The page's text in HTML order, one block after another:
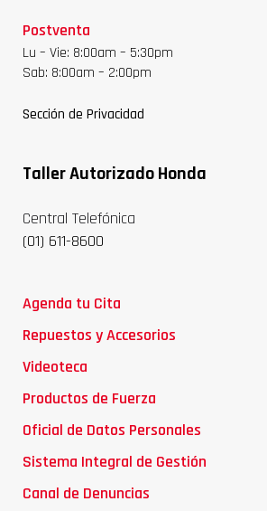
Postventa
Lu – Vie: 8:00am – 5:30pm
Sab: 8:00am – 2:00pm
Sección de Privacidad
Taller Autorizado Honda
Central Telefónica
(01) 611-8600
Agenda tu Cita
Repuestos y Accesorios
Videoteca
Productos de Fuerza
Oficial de Datos Personales
Sistema Integral de Gestión
Canal de Denuncias